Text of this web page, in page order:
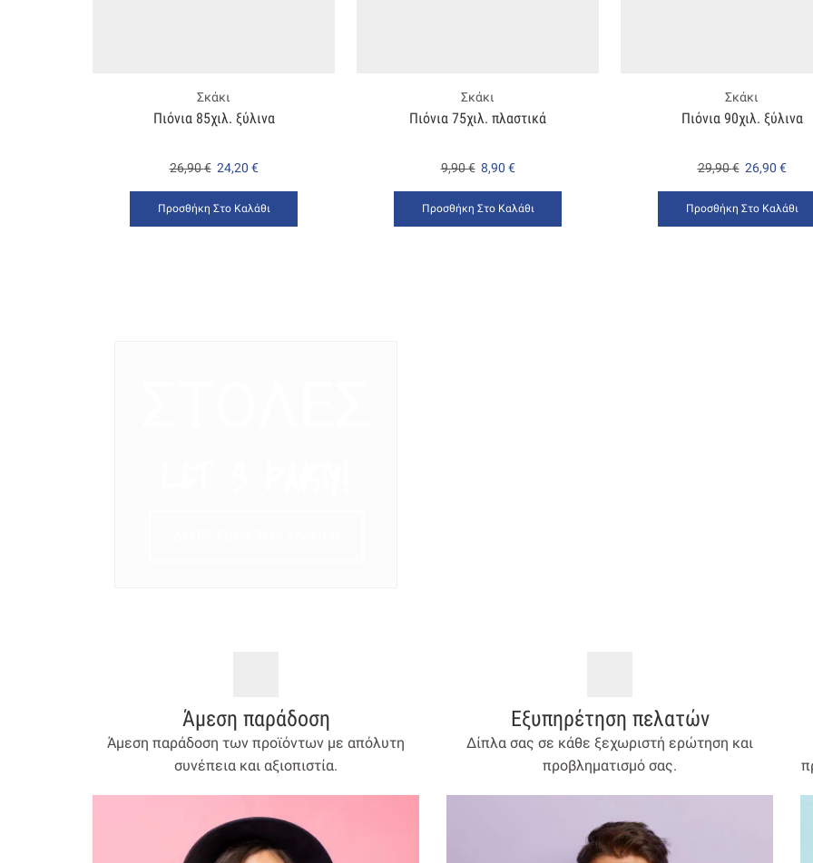
Σκάκι
Πιόνια 85χιλ. ξύλινα
26,90€ 24,20 €
Προσθήκη Στο Καλάθι
Σκάκι
Πιόνια 75χιλ. πλαστικά
9,90€ 8,90 €
Προσθήκη Στο Καλάθι
Σκάκι
Πιόνια 90χιλ. ξύλινα
29,90€ 26,90 €
Προσθήκη Στο Καλάθι
Άμεση παράδοση
Άμεση παράδοση των προϊόντων με απόλυτη
συνέπεια και αξιοπιστία.
Εξυπηρέτηση πελατών
Δίπλα σας σε κάθε ξεχωριστή ερώτηση και
προβληματισμό σας.